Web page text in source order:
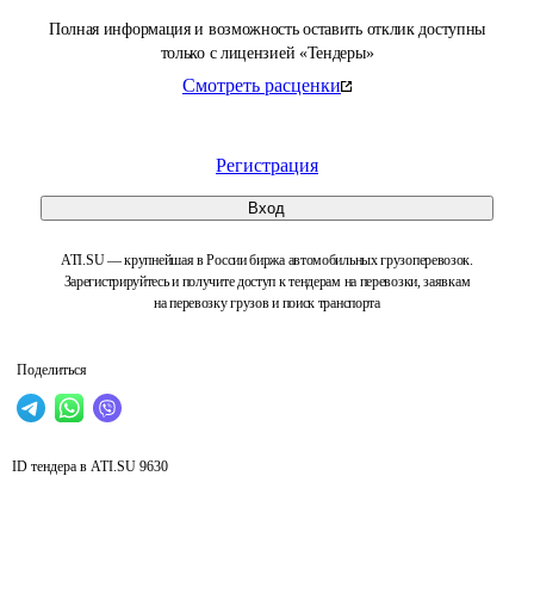
Полная информация и возможность оставить отклик доступны
только с лицензией «Тендеры»
Смотреть расценки
Регистрация
Вход
ATI.SU — крупнейшая в России биржа автомобильных грузоперевозок.
Зарегистрируйтесь и получите доступ к тендерам на перевозки, заявкам
на перевозку грузов и поиск транспорта
Поделиться
ID тендера в ATI.SU 9630